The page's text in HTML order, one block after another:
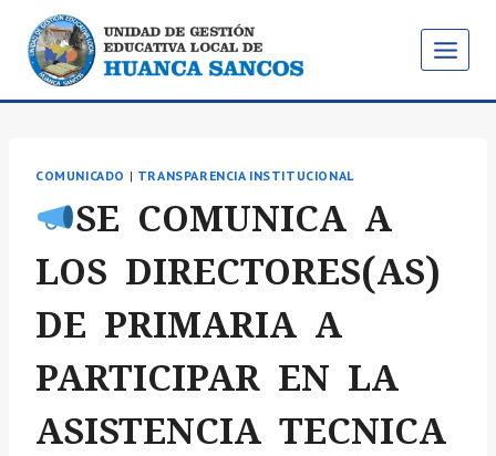
Saltar
contenido
COMUNICADO | TRANSPARENCIA INSTITUCIONAL
SE COMUNICA A
LOS DIRECTORES(AS)
DE PRIMARIA A
PARTICIPAR EN LA
ASISTENCIA TECNICA